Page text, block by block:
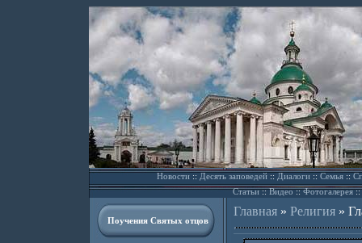
Новости::Десять заповедей::Диалоги::Семья::
Статьи::Видео ::Фотогалерея::
Поучения Святых отцов
Главная» Религия»